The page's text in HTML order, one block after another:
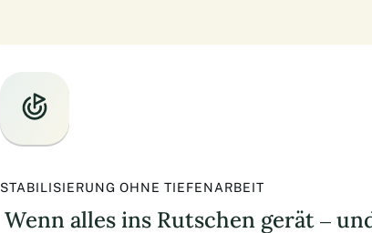
STABILISIERUNG OHNE TIEFENARBEIT
Wenn alles ins Rutschen gerät –